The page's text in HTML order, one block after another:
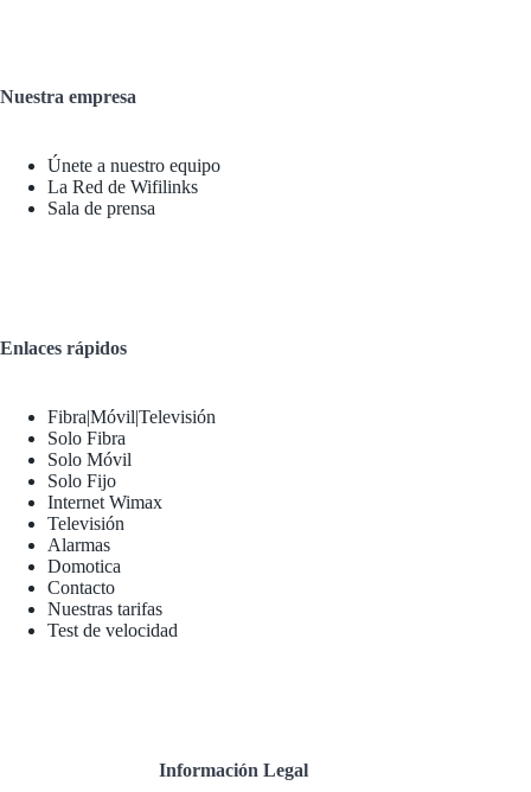
Nuestra empresa
Únete a nuestro equipo
La Red de Wifilinks
Sala de prensa
Enlaces rápidos
Fibra|Móvil|Televisión
Solo Fibra
Solo Móvil
Solo Fijo
Internet Wimax
Televisión
Alarmas
Domotica
Contacto
Nuestras tarifas
Test de velocidad
Información Legal